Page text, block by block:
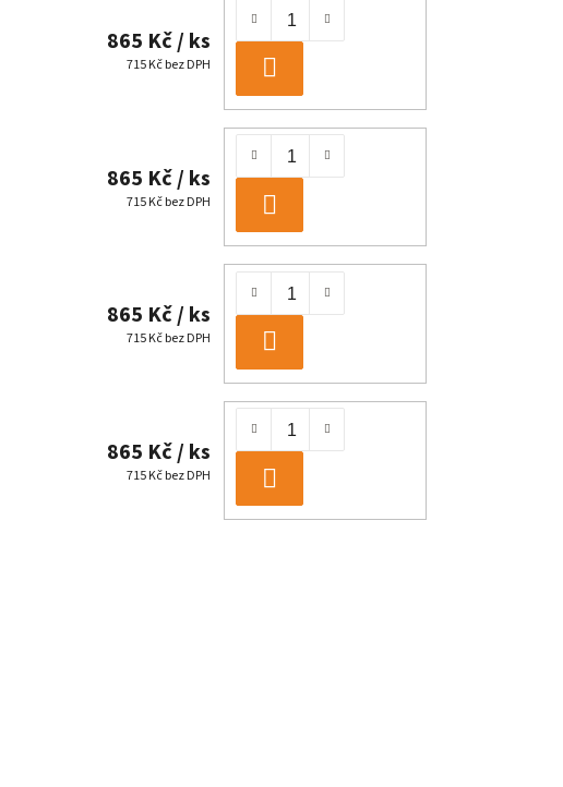
865 Kč/ ks
715 Kč bez DPH
DO
KOŠÍKU
865 Kč/ ks
715 Kč bez DPH
DO
KOŠÍKU
865 Kč/ ks
715 Kč bez DPH
DO
KOŠÍKU
865 Kč/ ks
715 Kč bez DPH
DO
KOŠÍKU